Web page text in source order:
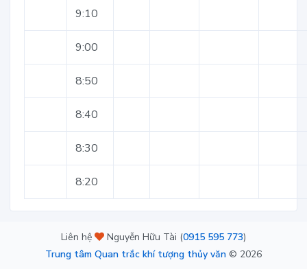
9:10
9:00
8:50
8:40
8:30
8:20
Liên hệ Nguyễn Hữu Tài (0915 595 773)
Trung tâm Quan trắc khí tượng thủy văn © 2026